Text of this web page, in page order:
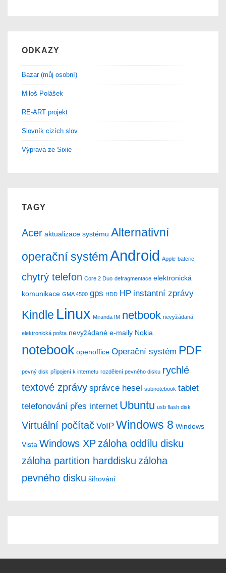
ODKAZY
Bazar (můj osobní)
Miloš Polášek
RE-ART projekt
Slovník cizích slov
Výprava ze Sixie
TAGY
Acer aktualizace systému Alternativní
operační systémAndroid Apple baterie
chytrý telefon Core 2 Duo defragmentace elektronická
komunikace GMA 4500 gps HDD HP instantní zprávy
Kindle Linux Miranda IM netbook nevyžádaná
elektronická pošta nevyžádané e-maily Nokia
notebook openoffice Operační systém PDF
pevný disk připojení k internetu rozdělení pevného disku rychlé
textové zprávy správce hesel subnotebook tablet
telefonování přes internet Ubuntu usb flash disk
Virtuální počítač VoIP Windows 8 Windows
Vista Windows XP záloha oddílu disku
záloha partition harddisku záloha
pevného disku šifrování